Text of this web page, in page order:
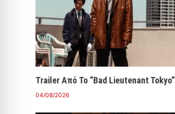
Trailer Από Το “Bad Lieutenant Tokyo”
04/08/2026